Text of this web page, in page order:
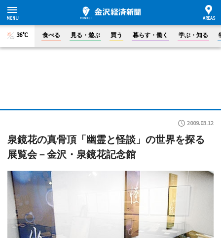
36°C 食べる 見る・遊ぶ 買う 暮らす・働く 学ぶ・知る
2009.03.12
泉鏡花の真骨頂「幽霊と怪談」の世界を探る
展覧会－金沢・泉鏡花記念館